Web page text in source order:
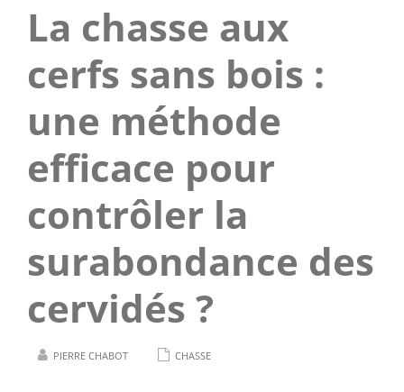
La chasse aux
cerfs sans bois :
une méthode
efficace pour
contrôler la
surabondance des
cervidés ?
PIERRE CHABOT CHASSE